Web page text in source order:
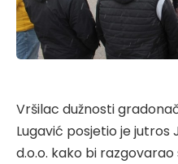
Vršilac dužnosti
Lugavić posjetio je jutros
d.o.o. kako bi